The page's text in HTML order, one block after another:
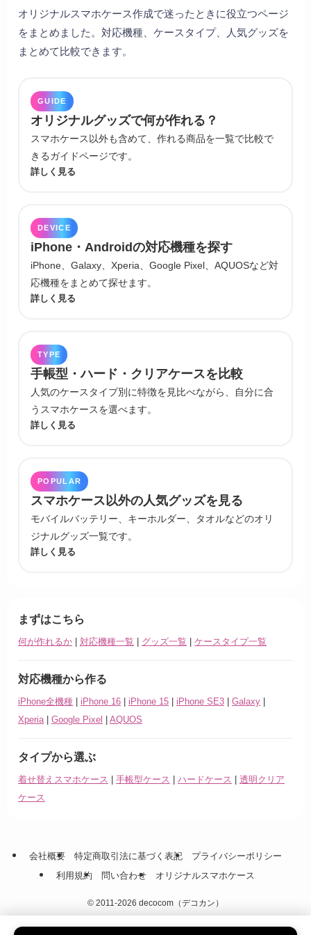
オリジナルスマホケース作成で迷ったときに役立つページ
をまとめました。対応機種、ケースタイプ、人気グッズを
まとめて比較できます。
GUIDE
オリジナルグッズで何が作れる？
スマホケース以外も含めて、作れる商品を一覧で比較で
きるガイドページです。
詳しく見る
DEVICE
iPhone・Androidの対応機種を探す
iPhone、Galaxy、Xperia、Google Pixel、AQUOSなど対
応機種をまとめて探せます。
詳しく見る
TYPE
手帳型・ハード・クリアケースを比較
人気のケースタイプ別に特徴を見比べながら、自分に合
うスマホケースを選べます。
詳しく見る
POPULAR
スマホケース以外の人気グッズを見る
モバイルバッテリー、キーホルダー、タオルなどのオリ
ジナルグッズ一覧です。
詳しく見る
まずはこちら
何が作れるか 対応機種一覧 グッズ一覧 ケースタイプ一覧
対応機種から作る
iPhone全機種 iPhone 16 iPhone 15 iPhone SE3 Galaxy
Xperia
Google Pixel AQUOS
タイプから選ぶ
着せ替えスマホケース 手帳型ケース ハードケース
透明クリア
ケース
会社概要 特定商取引法に基づく表記
プライバシーポリシー
利用規約
問い合わせ オリジナルスマホケース
© 2011-2026 decocom（デコカン）